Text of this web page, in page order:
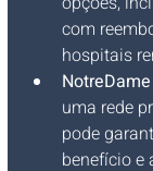
com
hospitais
uma rede
pode
benefício e